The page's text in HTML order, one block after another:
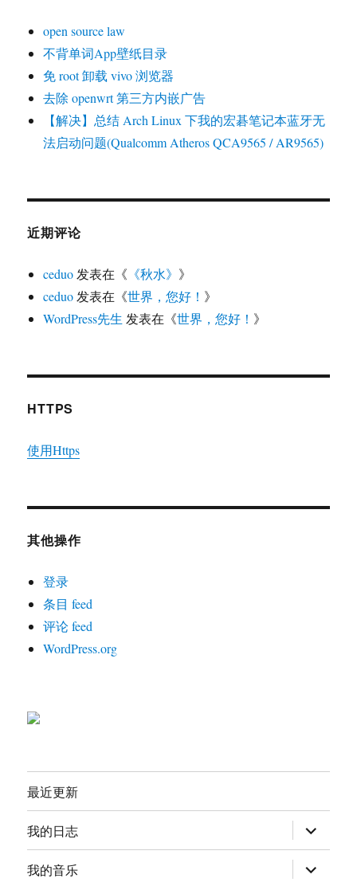
open source law
不背单词App壁纸目录
免 root 卸载 vivo 浏览器
去除 openwrt 第三方内嵌广告
【解决】总结 Arch Linux 下我的宏碁笔记本蓝牙无
法启动问题(Qualcomm Atheros QCA9565 / AR9565)
近期评论
ceduo发表在《 《秋水》 》
ceduo发表在《世界，您好！ 》
WordPress先生 发表在《世界，您好！ 》
HTTPS
使用Https
其他操作
登录
条目 feed
评论 feed
WordPress.org
最近更新
我的日志 展
开
子
菜
单
我的音乐 展
开